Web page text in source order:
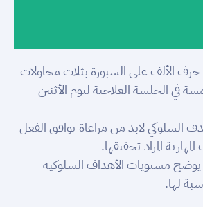
الألف على السبورة بثلاث محاولات
الجلسة العلاجية ليوم الأثنين
السلوكي لابد من مراعاة توافق الفعل
المراد تحقيقها.
يوضح مستويات الأهداف السلوكية
لها.